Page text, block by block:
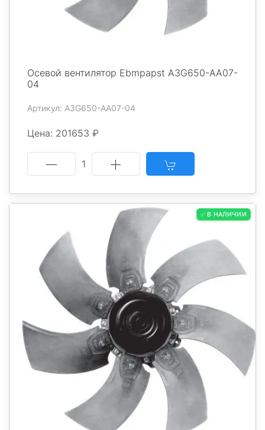
Осевой вентилятор Ebmpapst A3G650-AA07-
04
Артикул: A3G650-AA07-04
Цена: 201653 ₽
1
✅ В НАЛИЧИИ